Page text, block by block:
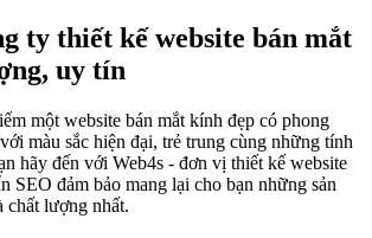
ty thiết kế website bán mắt
uy tín
một website bán mắt kính đẹp có phong
màu sắc hiện đại, trẻ trung cùng những tính
hãy đến với Web4s - đơn vị thiết kế website
SEO đảm bảo mang lại cho bạn những sản
chất lượng nhất.